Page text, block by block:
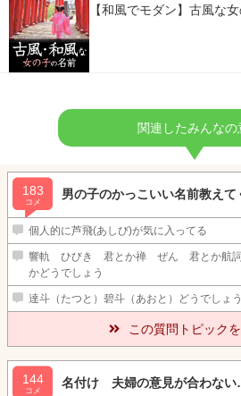
【和風でモダン】古風な
関連したみんなの
183
コメ
男の子のかっこいい名前教えて
個人的に芦飛(あしび)が気に入ってる
響軌 ひびき 君とか禅 ぜん 君とか航
かどうでしょう
達斗（たつと）碧斗（あおと）どうでしょ
この質問トピック
144
コメ
名付け 夫婦の意見が合わな